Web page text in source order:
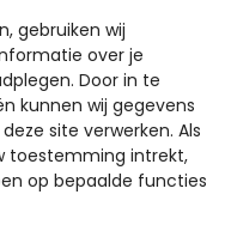
gebruiken wij
over je
Door in te
kunnen wij gegevens
site verwerken. Als
toestemming intrekt,
op bepaalde functies
installatieservice
voor nieuwe
zonnepanelen,
laadpalen en
Neem
met ons op